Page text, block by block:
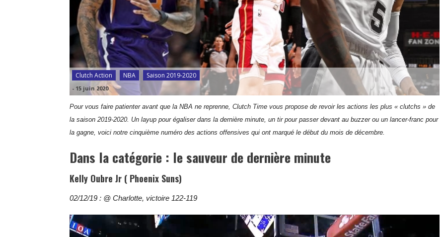
Clutch Action NBA Saison 2019-2020
- 15 juin 2020
Pour vous faire patienter avant que la NBA ne reprenne, Clutch Time vous propose de revoir les actions les plus « clutchs » de
la saison 2019-2020. Un layup pour égaliser dans la dernière minute, un tir pour passer devant au buzzer ou un lancer-franc pour
la gagne, voici notre cinquième numéro des actions offensives qui ont marqué le début du mois de décembre.
Dans la catégorie : le sauveur de dernière minute
Kelly Oubre Jr ( Phoenix Suns)
02/12/19 : @ Charlotte, victoire 122-119